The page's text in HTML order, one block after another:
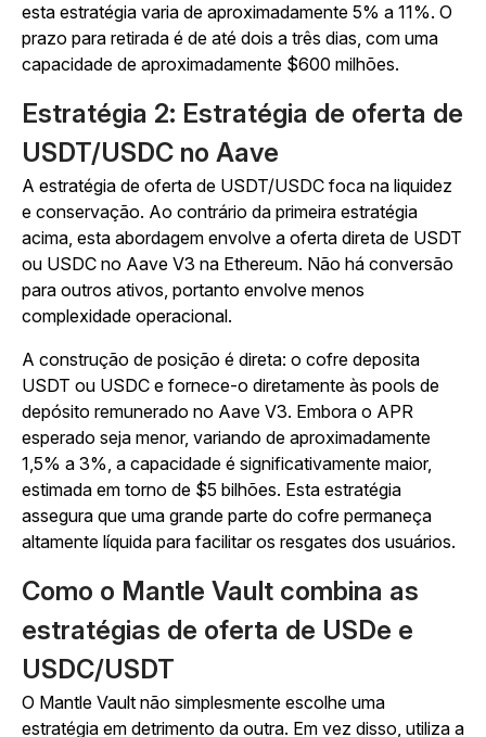
esta estratégia varia de aproximadamente 5% a 11%. O
prazo para retirada é de até dois a três dias, com uma
capacidade de aproximadamente $600 milhões.
Estratégia 2: Estratégia de oferta de
USDT/USDC no Aave
A estratégia de oferta de USDT/USDC foca na liquidez
e conservação. Ao contrário da primeira estratégia
acima, esta abordagem envolve a oferta direta de USDT
ou USDC no Aave V3 na Ethereum. Não há conversão
para outros ativos, portanto envolve menos
complexidade operacional.
A construção de posição é direta: o cofre deposita
USDT ou USDC e fornece-o diretamente às pools de
depósito remunerado no Aave V3. Embora o APR
esperado seja menor, variando de aproximadamente
1,5% a 3%, a capacidade é significativamente maior,
estimada em torno de $5 bilhões. Esta estratégia
assegura que uma grande parte do cofre permaneça
altamente líquida para facilitar os resgates dos usuários.
Como o Mantle Vault combina as
estratégias de oferta de USDe e
USDC/USDT
O Mantle Vault não simplesmente escolhe uma
estratégia em detrimento da outra. Em vez disso, utiliza a